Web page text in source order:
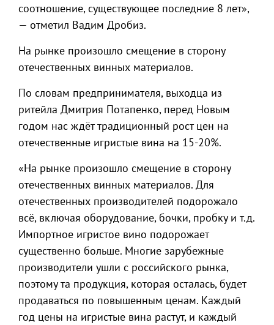
соотношение, существующее последние 8 лет»,
— отметил Вадим Дробиз.
На рынке произошло смещение в сторону
отечественных винных материалов.
По словам предпринимателя, выходца из
ритейла Дмитрия Потапенко, перед Новым
годом нас ждёт традиционный рост цен на
отечественные игристые вина на 15-20%.
«На рынке произошло смещение в сторону
отечественных винных материалов. Для
отечественных производителей подорожало
всё, включая оборудование, бочки, пробку и т.д.
Импортное игристое вино подорожает
существенно больше. Многие зарубежные
производители ушли с российского рынка,
поэтому та продукция, которая осталась, будет
продаваться по повышенным ценам. Каждый
год цены на игристые вина растут, и каждый